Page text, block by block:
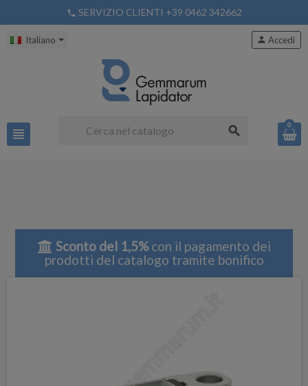
phone SERVIZIO CLIENTI +39 0462 342662
Italiano
view_headline search
person Accedi
0
Sconto del 1,5%con il pagamento dei
prodotti del catalogo tramite bonifico